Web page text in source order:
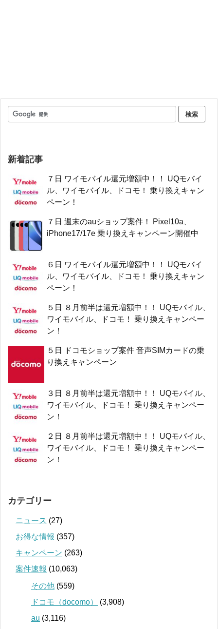
新着記事
７日 ワイモバイル還元増額中！！ UQモバイ
ル、ワイモバイル、ドコモ！ 乗り換えキャン
ペーン！
７日 週末のauショップ案件！ Pixel10a、
iPhone17/17e 乗り換えキャンペーン開催中
６日 ワイモバイル還元増額中！！ UQモバイ
ル、ワイモバイル、ドコモ！ 乗り換えキャン
ペーン！
５日 ８月前半は還元増額中！！ UQモバイル、
ワイモバイル、ドコモ！ 乗り換えキャンペー
ン！
５日 ドコモショップ案件 音声SIMカードの乗
り換えキャンペーン
３日 ８月前半は還元増額中！！ UQモバイル、
ワイモバイル、ドコモ！ 乗り換えキャンペー
ン！
２日 ８月前半は還元増額中！！ UQモバイル、
ワイモバイル、ドコモ！ 乗り換えキャンペー
ン！
カテゴリー
ニュース (27)
お得な情報 (357)
キャンペーン (263)
案件速報 (10,063)
その他 (559)
ドコモ（docomo）
(3,908)
au (3,116)